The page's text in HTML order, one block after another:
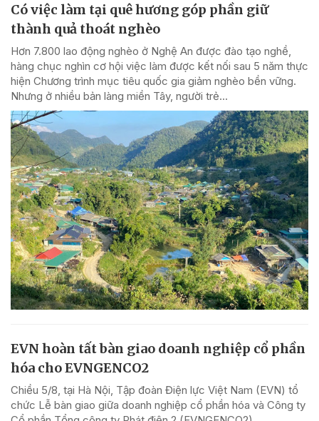
Có việc làm tại quê hương góp phần giữ
thành quả thoát nghèo
Hơn 7.800 lao động nghèo ở Nghệ An được đào tạo nghề,
hàng chục nghìn cơ hội việc làm được kết nối sau 5 năm thực
hiện Chương trình mục tiêu quốc gia giảm nghèo bền vững.
Nhưng ở nhiều bản làng miền Tây, người trẻ...
EVN hoàn tất bàn giao doanh nghiệp cổ phần
hóa cho EVNGENCO2
Chiều 5/8, tại Hà Nội, Tập đoàn Điện lực Việt Nam (EVN) tổ
chức Lễ bàn giao giữa doanh nghiệp cổ phần hóa và Công ty